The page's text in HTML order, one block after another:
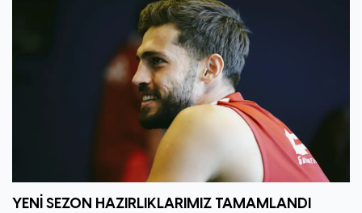
YENİ SEZON HAZIRLIKLARIMIZ TAMAMLANDI